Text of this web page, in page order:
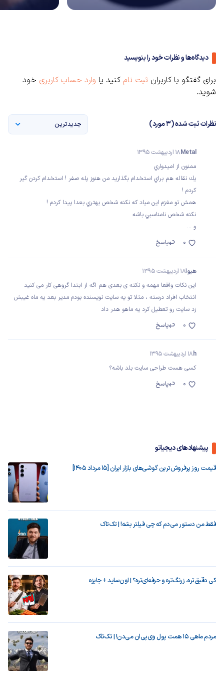
دیدگاه‌ها و نظرات خود را بنویسید
برای گفتگو با کاربران ثبت نام کنید یا وارد حساب کاربری خود
شوید.
نظرات ثبت شده (3 مورد) جدیدترین
Metal18 اردیبهشت 1395
ممنون از اميدواري
يك نقاله هم براي استخدام بگذاريد من هنوز پله صفر ! استخدام كردن گير
كردم !
همش تو مغزم اين مياد كه نكنه شخص بهتري بعدا پيدا كردم !
نكنه شخص نامناسبي باشه
و ...
پاسخ
0
هیوا18 اردیبهشت 1395
این نکات واقعا مهمه و نکته ی بعدی هم اگه از ابتدا گروهی کار می کنید
انتخاب افراد درسته ، مثلا تو یه سایت نویسنده بودم مدیر بعد یه ماه غیبش
زد سایت رو تعطیل کرد یه ماهو هدر داد
پاسخ
0
h18 اردیبهشت 1395
کسی هست طراحی سایت بلد باشه؟
پاسخ
0
پیشنهادهای دیجیاتو
قیمت روز پرفروش‌ترین گوشی‌های بازار ایران [15 مرداد 1405]
فقط من دستور می‌دم که چی فیلتر بشه! | تک‌تاک
کی دقیق‌تره، زرنگ‌تره و حرفه‌ای‌تره؟ | اون‌ساید + جایزه
مردم ماهی ۱۵ همت پول وی‌پی‌ان می‌دن! | تک‌تاک